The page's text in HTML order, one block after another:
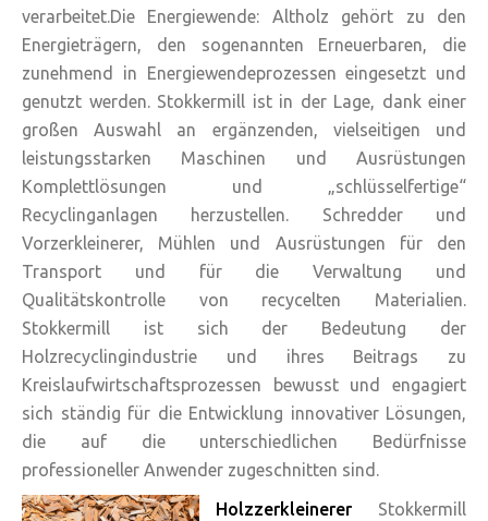
verarbeitet.Die Energiewende: Altholz gehört zu den
Energieträgern, den sogenannten Erneuerbaren, die
zunehmend in Energiewendeprozessen eingesetzt und
genutzt werden. Stokkermill ist in der Lage, dank einer
großen Auswahl an ergänzenden, vielseitigen und
leistungsstarken Maschinen und Ausrüstungen
Komplettlösungen und „schlüsselfertige“
Recyclinganlagen herzustellen. Schredder und
Vorzerkleinerer, Mühlen und Ausrüstungen für den
Transport und für die Verwaltung und
Qualitätskontrolle von recycelten Materialien.
Stokkermill ist sich der Bedeutung der
Holzrecyclingindustrie und ihres Beitrags zu
Kreislaufwirtschaftsprozessen bewusst und engagiert
sich ständig für die Entwicklung innovativer Lösungen,
die auf die unterschiedlichen Bedürfnisse
professioneller Anwender zugeschnitten sind.
Holzzerkleinerer Stokkermill